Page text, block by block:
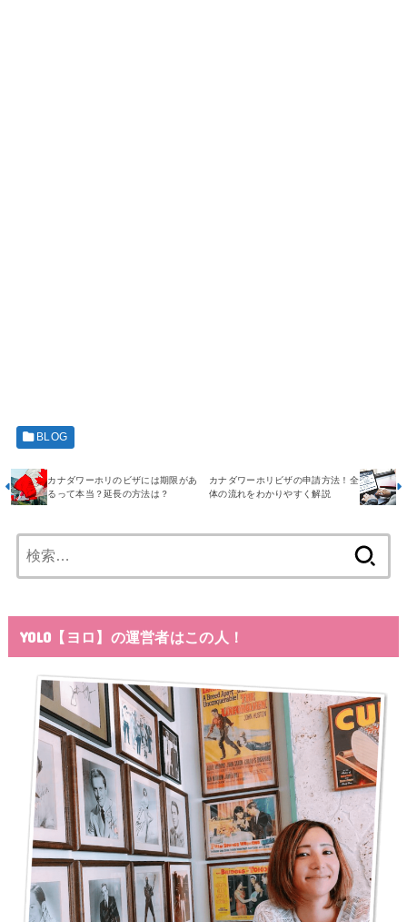
BLOG
カナダワーホリのビザには期限があ
るって本当？延長の方法は？
カナダワーホリビザの申請方法！全
体の流れをわかりやすく解説
索:
YOLO【ヨロ】の運営者はこの人！